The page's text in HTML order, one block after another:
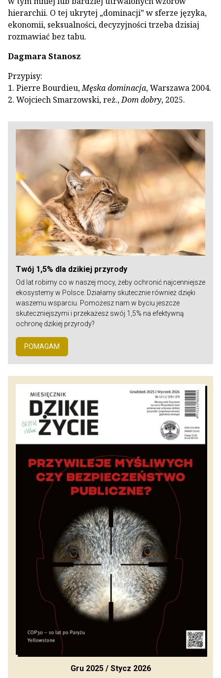
hierarchii. O tej ukrytej „dominacji” w sferze języka,
ekonomii, seksualności, decyzyjności trzeba dzisiaj
rozmawiać bez tabu.
Dagmara Stanosz
Przypisy:
1. Pierre Bourdieu,Męska dominacja, Warszawa 2004.
2. Wojciech Smarzowski, reż.,Dom dobry, 2025.
Twój 1,5% dla dzikiej przyrody
Od lat robimy co w naszej mocy, żeby ochronić najcenniejsze
ekosystemy w Polsce. Działamy skutecznie również dzięki
waszemu wsparciu. Pomożesz nam w byciu jeszcze
skuteczniejszymi i przekażesz swój 1,5% na efektywną
ochronę dzikiej przyrody?
POMAGAM
Gru 2025 / Stycz 2026